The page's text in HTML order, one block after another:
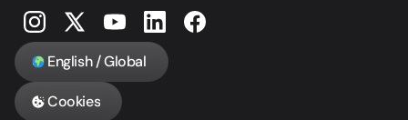
English / Global
Cookies